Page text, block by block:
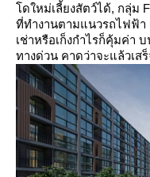
ดใหม่เลี้ยงสัตว์ได้, กลุ่ม
ที่ทำงานตามแนวรถไฟฟ้
เช่าหรือเก็งกำไรก็คุ้มค่า
ทางด่วน คาดว่าจะแล้วเส